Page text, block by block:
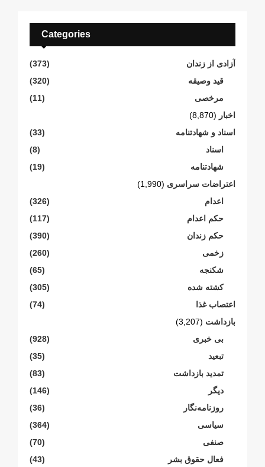
Categories
آزادی از زندان
(373)
قید وصیقه
(320)
مرخصی
(11)
اخبار (8,870)
اسناد و شهادتنامە
(33)
اسناد
(8)
شهادتنامە
(19)
اعتراضات سراسری (1,990)
اعدام
(326)
حکم اعدام
(117)
حکم زندان
(390)
زخمی
(260)
شکنجە
(65)
کشته شده
(305)
اعتصاب غذا
(74)
بازداشت (3,207)
بی خبری
(928)
تبعید
(35)
تمدید بازداشت
(83)
دیگر
(146)
روزنامەنگار
(36)
سیاسی
(364)
صنفی
(70)
فعال حقوق بشر
(43)